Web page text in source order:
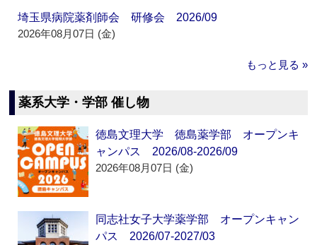
埼玉県病院薬剤師会 研修会 2026/09
2026年08月07日 (金)
もっと見る »
薬系大学・学部 催し物
徳島文理大学 徳島薬学部 オープンキ
ャンパス 2026/08-2026/09
2026年08月07日 (金)
同志社女子大学薬学部 オープンキャン
パス 2026/07-2027/03